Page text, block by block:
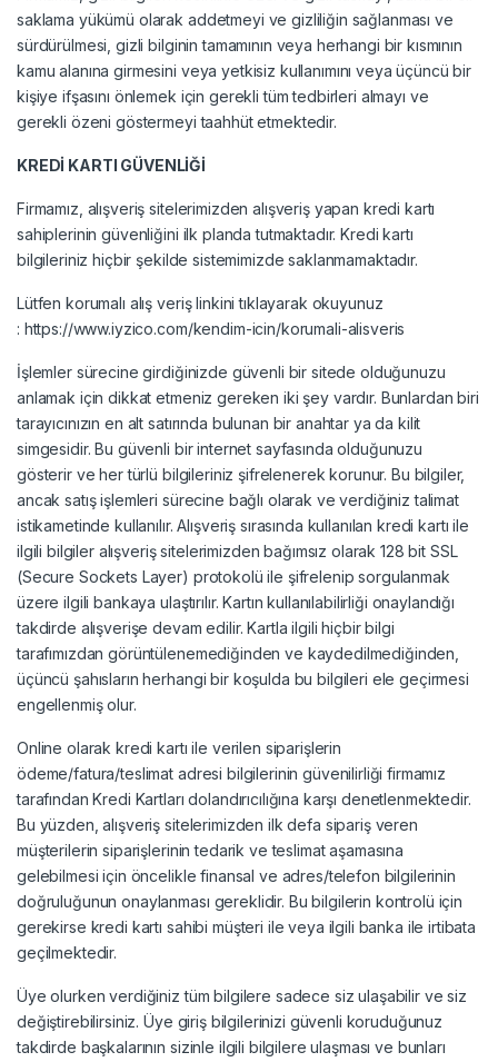
saklama yükümü olarak addetmeyi ve gizliliğin sağlanması ve
sürdürülmesi, gizli bilginin tamamının veya herhangi bir kısmının
kamu alanına girmesini veya yetkisiz kullanımını veya üçüncü bir
kişiye ifşasını önlemek için gerekli tüm tedbirleri almayı ve
gerekli özeni göstermeyi taahhüt etmektedir.
KREDİ KARTI GÜVENLİĞİ
Firmamız, alışveriş sitelerimizden alışveriş yapan kredi kartı
sahiplerinin güvenliğini ilk planda tutmaktadır. Kredi kartı
bilgileriniz hiçbir şekilde sistemimizde saklanmamaktadır.
Lütfen korumalı alış veriş linkini tıklayarak okuyunuz
: https://www.iyzico.com/kendim-icin/korumali-alisveris
İşlemler sürecine girdiğinizde güvenli bir sitede olduğunuzu
anlamak için dikkat etmeniz gereken iki şey vardır. Bunlardan biri
tarayıcınızın en alt satırında bulunan bir anahtar ya da kilit
simgesidir. Bu güvenli bir internet sayfasında olduğunuzu
gösterir ve her türlü bilgileriniz şifrelenerek korunur. Bu bilgiler,
ancak satış işlemleri sürecine bağlı olarak ve verdiğiniz talimat
istikametinde kullanılır. Alışveriş sırasında kullanılan kredi kartı ile
ilgili bilgiler alışveriş sitelerimizden bağımsız olarak 128 bit SSL
(Secure Sockets Layer) protokolü ile şifrelenip sorgulanmak
üzere ilgili bankaya ulaştırılır. Kartın kullanılabilirliği onaylandığı
takdirde alışverişe devam edilir. Kartla ilgili hiçbir bilgi
tarafımızdan görüntülenemediğinden ve kaydedilmediğinden,
üçüncü şahısların herhangi bir koşulda bu bilgileri ele geçirmesi
engellenmiş olur.
Online olarak kredi kartı ile verilen siparişlerin
ödeme/fatura/teslimat adresi bilgilerinin güvenilirliği firmamız
tarafından Kredi Kartları dolandırıcılığına karşı denetlenmektedir.
Bu yüzden, alışveriş sitelerimizden ilk defa sipariş veren
müşterilerin siparişlerinin tedarik ve teslimat aşamasına
gelebilmesi için öncelikle finansal ve adres/telefon bilgilerinin
doğruluğunun onaylanması gereklidir. Bu bilgilerin kontrolü için
gerekirse kredi kartı sahibi müşteri ile veya ilgili banka ile irtibata
geçilmektedir.
Üye olurken verdiğiniz tüm bilgilere sadece siz ulaşabilir ve siz
değiştirebilirsiniz. Üye giriş bilgilerinizi güvenli koruduğunuz
takdirde başkalarının sizinle ilgili bilgilere ulaşması ve bunları